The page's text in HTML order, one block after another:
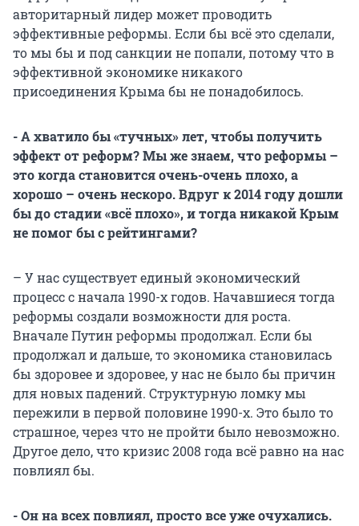
авторитарный лидер может проводить
эффективные реформы. Если бы всё это сделали,
то мы бы и под санкции не попали, потому что в
эффективной экономике никакого
присоединения Крыма бы не понадобилось.
- А хватило бы «тучных» лет, чтобы получить
эффект от реформ? Мы же знаем, что реформы –
это когда становится очень-очень плохо, а
хорошо – очень нескоро. Вдруг к 2014 году дошли
бы до стадии «всё плохо», и тогда никакой Крым
не помог бы с рейтингами?
– У нас существует единый экономический
процесс с начала 1990-х годов. Начавшиеся тогда
реформы создали возможности для роста.
Вначале Путин реформы продолжал. Если бы
продолжал и дальше, то экономика становилась
бы здоровее и здоровее, у нас не было бы причин
для новых падений. Структурную ломку мы
пережили в первой половине 1990-х. Это было то
страшное, через что не пройти было невозможно.
Другое дело, что кризис 2008 года всё равно на нас
повлиял бы.
- Он на всех повлиял, просто все уже очухались.